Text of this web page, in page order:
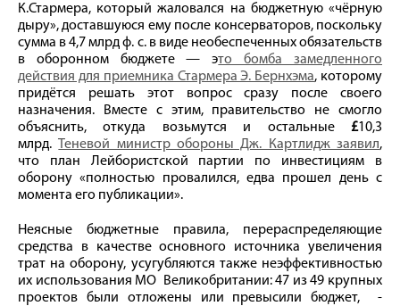
К.Стармера, который жаловался на бюджетную «чёрную
дыру», доставшуюся ему после консерваторов, поскольку
сумма в 4,7 млрд ф. с. в виде необеспеченных обязательств
в оборонном бюджете — это бомба замедленного
действия для приемника Стармера Э. Бернхэма, которому
придётся решать этот вопрос сразу после своего
назначения. Вместе с этим, правительство не смогло
объяснить, откуда возьмутся и остальные £10,3
млрд.Теневой министр обороны Дж. Картлидж заявил,
что план Лейбористской партии по инвестициям в
оборону «полностью провалился, едва прошел день с
момента его публикации».
Неясные бюджетные правила, перераспределяющие
средства в качестве основного источника увеличения
трат на оборону, усугубляются также неэффективностью
их использования МО Великобритании: 47 из 49 крупных
проектов были отложены или превысили бюджет, -